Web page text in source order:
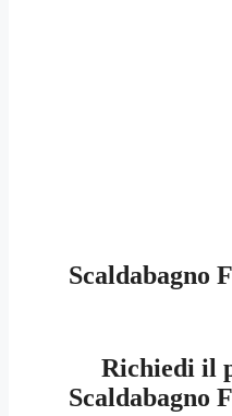
Scaldabagno
Richiedi il
Scaldabagno